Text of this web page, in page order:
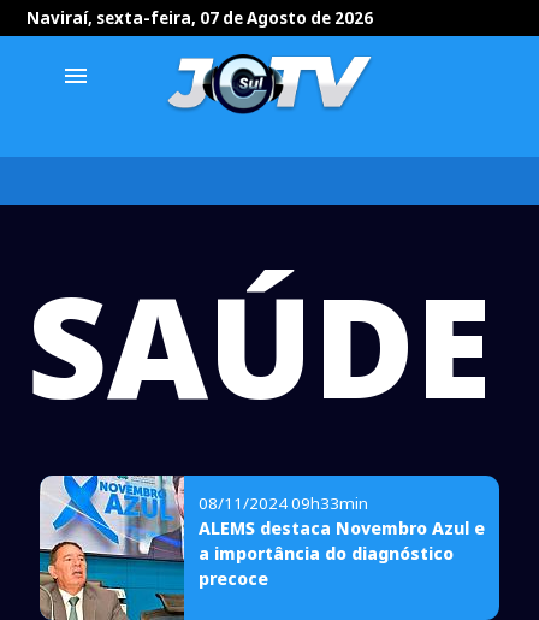
Naviraí, sexta-feira, 07 de Agosto de 2026
menu
SAÚDE
08/11/2024 09h33min
ALEMS destaca Novembro Azul e
a importância do diagnóstico
precoce